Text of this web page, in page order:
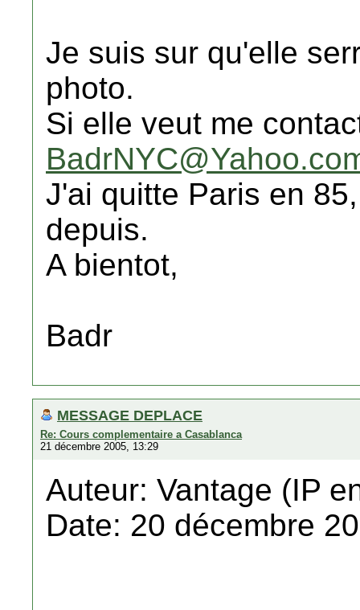
Je suis sur qu'elle
photo.
Si elle veut me
J'ai quitte Paris en
depuis.
A bientot,
Badr
MESSAGE DEPLACE
Re: Cours complementaire a Casablanca
21 décembre 2005, 13:29
Auteur: Vantage (IP
Date: 20 décembre